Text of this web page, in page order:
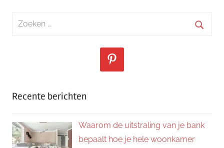
Zoeken
Recente berichten
Waarom de uitstraling van je bank
bepaalt hoe je hele woonkamer